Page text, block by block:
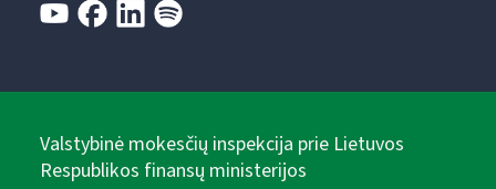
Valstybinė mokesčių inspekcija prie Lietuvos
Respublikos finansų ministerijos